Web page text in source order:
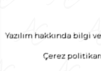
Yazılım hakkında bilgi
Çerez